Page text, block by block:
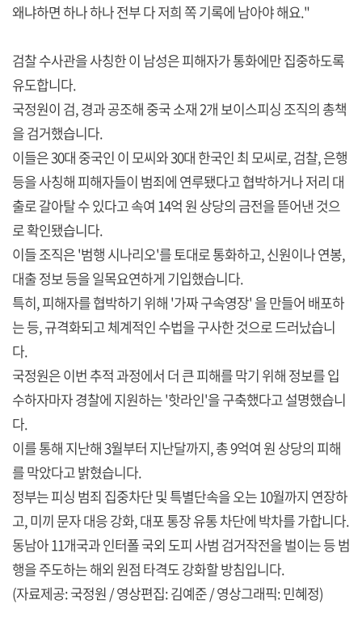
왜냐하면 하나 하나 전부 다 저희 쪽 기록에 남아야 해요."
검찰 수사관을 사칭한 이 남성은 피해자가 통화에만 집중하도록
유도합니다.
국정원이 검, 경과 공조해 중국 소재 2개 보이스피싱 조직의 총책
을 검거했습니다.
이들은 30대 중국인 이 모씨와 30대 한국인 최 모씨로, 검찰, 은행
등을 사칭해 피해자들이 범죄에 연루됐다고 협박하거나 저리 대
출로 갈아탈 수 있다고 속여 14억 원 상당의 금전을 뜯어낸 것으
로 확인됐습니다.
이들 조직은 '범행 시나리오'를 토대로 통화하고, 신원이나 연봉,
대출 정보 등을 일목요연하게 기입했습니다.
특히, 피해자를 협박하기 위해 '가짜 구속영장' 을 만들어 배포하
는 등, 규격화되고 체계적인 수법을 구사한 것으로 드러났습니
다.
국정원은 이번 추적 과정에서 더 큰 피해를 막기 위해 정보를 입
수하자마자 경찰에 지원하는 '핫라인'을 구축했다고 설명했습니
다.
이를 통해 지난해 3월부터 지난달까지, 총 9억여 원 상당의 피해
를 막았다고 밝혔습니다.
정부는 피싱 범죄 집중차단 및 특별단속을 오는 10월까지 연장하
고, 미끼 문자 대응 강화, 대포 통장 유통 차단에 박차를 가합니다.
동남아 11개국과 인터폴 국외 도피 사범 검거작전을 벌이는 등 범
행을 주도하는 해외 원점 타격도 강화할 방침입니다.
(자료제공: 국정원 / 영상편집: 김예준 / 영상그래픽: 민혜정)